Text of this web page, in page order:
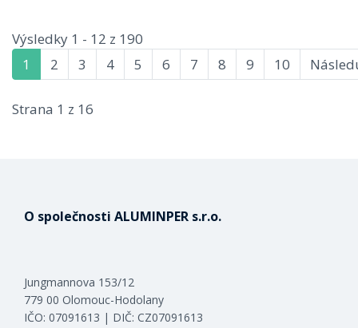
Výsledky 1 - 12 z 190
1
2 3 4 5 6 7 8 9 10
Strana 1 z 16
O společnosti ALUMINPER s.r.o.
Jungmannova 153/12
779 00 Olomouc-Hodolany
IČO: 07091613 | DIČ: CZ07091613